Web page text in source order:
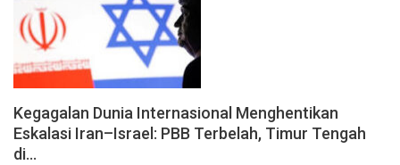
Kegagalan Dunia Internasional Menghentikan
Eskalasi Iran–Israel: PBB Terbelah, Timur Tengah
di…